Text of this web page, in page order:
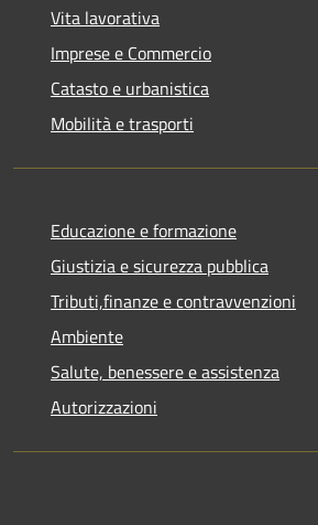
Vita lavorativa
Imprese e Commercio
Catasto e urbanistica
Mobilità e trasporti
Educazione e formazione
Giustizia e sicurezza pubblica
Tributi,finanze e contravvenzioni
Ambiente
Salute, benessere e assistenza
Autorizzazioni